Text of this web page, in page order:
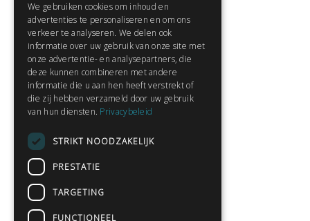
Contact
Huisregels
Snel naar:
Gratis aanmelden
Privacybeleid
We gebruiken cookies om inhoud en
advertenties te personaliseren en om ons
verkeer te analyseren. We delen ook
informatie over uw gebruik van onze site met
onze advertentie- en analysepartners, die
deze kunnen combineren met andere
informatie die u aan hen heeft verstrekt of
die zij hebben verzameld door uw gebruik
van hun diensten. Privacybeleid
STRIKT NOODZAKELIJK
PRESTATIE
TARGETING
FUNCTIONEEL